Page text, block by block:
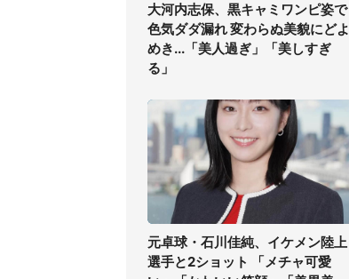
大河内志保、黒キャミワンピ姿で
色気ダダ漏れ 変わらぬ美貌にどよ
めき...「美人過ぎ」「美しすぎ
る」
元卓球・石川佳純、イケメン陸上
選手と2ショット 「メチャ可愛